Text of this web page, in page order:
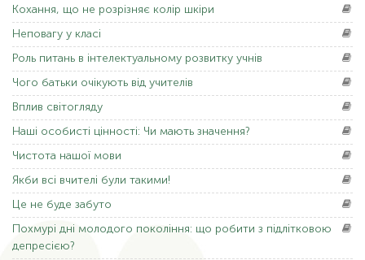
Кохання, що не розрізняє колір шкіри
Неповагу у класі
Роль питань в інтелектуальному розвитку учнів
Чого батьки очікують від учителів
Вплив світогляду
Наші особисті цінності: Чи мають значення?
Чистота нашої мови
Якби всі вчителі були такими!
Це не буде забуто
Похмурі дні молодого покоління: що робити з підлітковою
депресією?